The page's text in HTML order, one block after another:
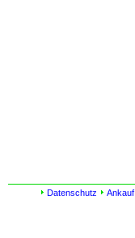
Datenschutz Ankauf